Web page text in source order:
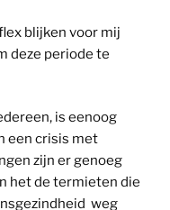
blijken voor mij
deze periode te
is eenoog
een crisis met
zijn er genoeg
het de termieten die
weg